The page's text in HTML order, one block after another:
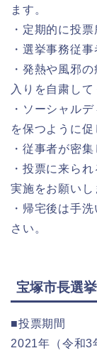
ます。
・定期的に投
・選挙事務従
・発熱や風邪
入りを自粛して
・ソーシャル
を保つように促
・従事者が密
・投票に来ら
実施をお願いし
・帰宅後は手
さい。
宝塚市長選
■投票期間
2021年（令和3